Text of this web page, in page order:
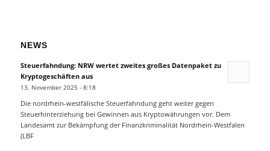
NEWS
Steuerfahndung: NRW wertet zweites großes Datenpaket zu
Kryptogeschäften aus
13. November 2025 - 8:18
Die nordrhein-westfälische Steuerfahndung geht weiter gegen
Steuerhinterziehung bei Gewinnen aus Kryptowährungen vor. Dem
Landesamt zur Bekämpfung der Finanzkriminalität Nordrhein-Westfalen
(LBF